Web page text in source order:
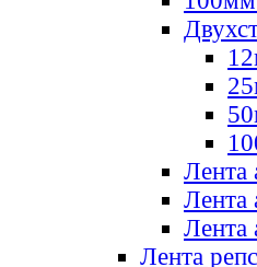
Лента
Лента
Лента
Лента